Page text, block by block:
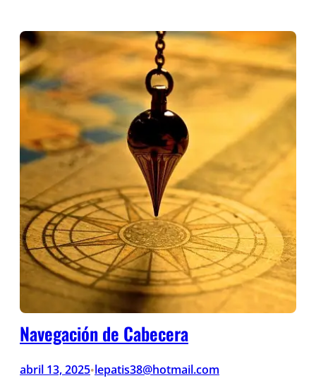
Navegación de Cabecera
abril 13, 2025•lepatis38@hotmail.com